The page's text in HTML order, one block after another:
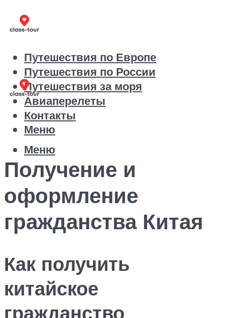
Путешествия по Европе
Путешествия по России
Путешествия за моря
Авиаперелеты
Контакты
Меню
Меню
Получение и
оформление
гражданства Китая
Как получить
китайское
гражданство